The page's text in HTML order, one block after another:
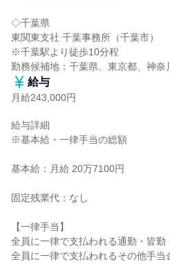
◇千葉県
東関東支社 千葉事務所（千葉市）
※千葉駅より徒歩10分程
勤務候補地：千葉県、東京都、神奈
給与
月給243,000円
給与詳細
※基本給・一律手当の総額
基本給：月給 20万7100円
固定残業代：なし
【一律手当】
全員に一律で支払われる通勤・皆勤
全員に一律で支払われるその他手当